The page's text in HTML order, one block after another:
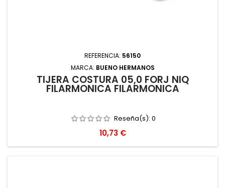
REFERENCIA: 56150
MARCA: BUENO HERMANOS
TIJERA COSTURA 05,0 FORJ NIQ
FILARMONICA FILARMONICA
Reseña(s): 0
Precio
10,73 €